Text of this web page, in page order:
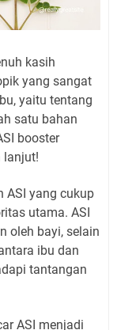
kasih
yang sangat
yaitu tentang
satu bahan
booster
lanjut!
ASI yang cukup
utama. ASI
oleh bayi, selain
ibu dan
tantangan
ASI menjadi